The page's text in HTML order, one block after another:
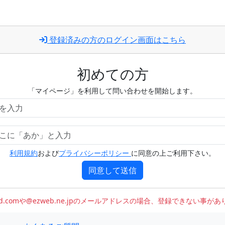
登録済みの方のログイン画面はこちら
初めての方
「マイページ」を利用して問い合わせを開始します。
利用規約およびプライバシーポリシー に同意の上ご利用下さい。
同意して送信
や@ezweb.ne.jpのメールアドレスの場合、登録できない事があ